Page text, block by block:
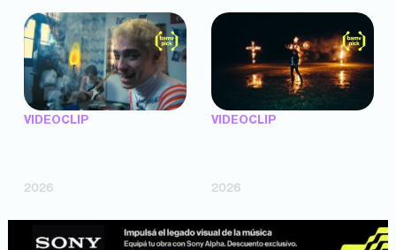
VIDEOCLIP
2026
VIDEOCLIP
2026